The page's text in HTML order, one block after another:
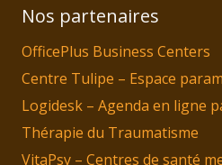
Nos partenaires
OfficePlus Business Centers
Centre Tulipe – Espace
Logidesk – Agenda en ligne
Thérapie du Traumatisme
VitaPsy – Centres de santé